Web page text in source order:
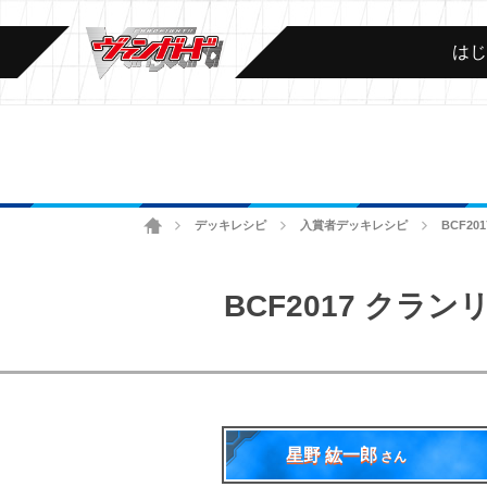
は
ホームデッキレシピ 入賞者デッキレシピ
BCF2017 クラン
星野 紘一郎 さん